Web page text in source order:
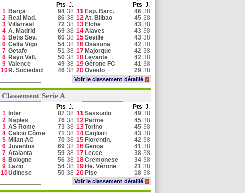
Pts J. Pts J.
1 Barça 94 38 11 Esp. Barc. 46 38
2 Real Mad. 86 38 12At. Bilbao 45 38
3 Villarreal 72 38 13 Elche 43 38
4 A. Madrid 69 38 14Alaves 43 38
5 Betis Sev. 60 38 15Seville 43 38
6 Celta Vigo 54 38 16Osasuna 42 38
7 Getafe 51 38 17 Majorque 42 38
8 Rayo Vall. 50 38 18 Levante 42 38
9 Valence 49 38 19Gérone FC 41 38
10 R. Sociedad 46 38 20Oviedo 29 38
Voir le classement détaillé >
Classement Serie A
Pts J. Pts J.
1 Inter 87 38 11Sassuolo 49 38
2 Naples 76 38 12 Parme 45 38
3 AS Rome 73 38 13Torino 45 38
4 Calcio Côme 71 38 14Cagliari 43 38
5 Milan AC 70 38 15 Fiorentin. 42 38
6 Juventus 69 38 16Genoa 41 38
7 Atalanta 59 38 17 Lecce 38 38
8 Bologne 56 38 18Cremonese 34 38
9 Lazio 54 38 19 He. Vérone 21 38
10Udinese 50 38 20 Pise 18 38
Voir le classement détaillé >